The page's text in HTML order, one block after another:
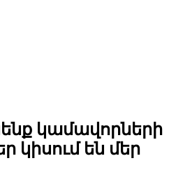
կամավորների
կիսում են մեր